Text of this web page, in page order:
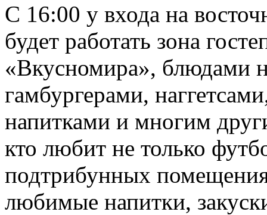
С 16:00 у входа на
будет работать зона
«Вкусномира», блюдами
гамбургерами,
напитками и многим
кто любит не только
подтрибунных
любимые напитки,